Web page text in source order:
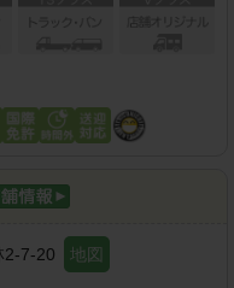
2-7-20 地図